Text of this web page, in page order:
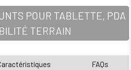
POUR TABLETTE, PDA
TERRAIN
FAQs